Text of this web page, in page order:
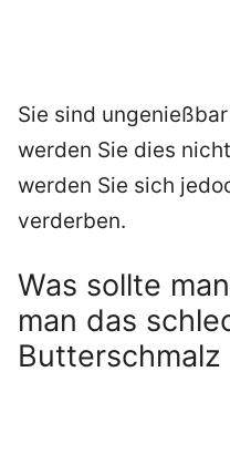
Sie sind
werden Sie dies
werden Sie sich
verderben.
Was sollte
man das